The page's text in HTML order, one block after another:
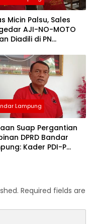
Micin Palsu, Sales
AJI-NO-MOTO
Diadili di PN
Lampung
Suap Pergantian
DPRD Bandar
Kader PDI-P
Required fields are